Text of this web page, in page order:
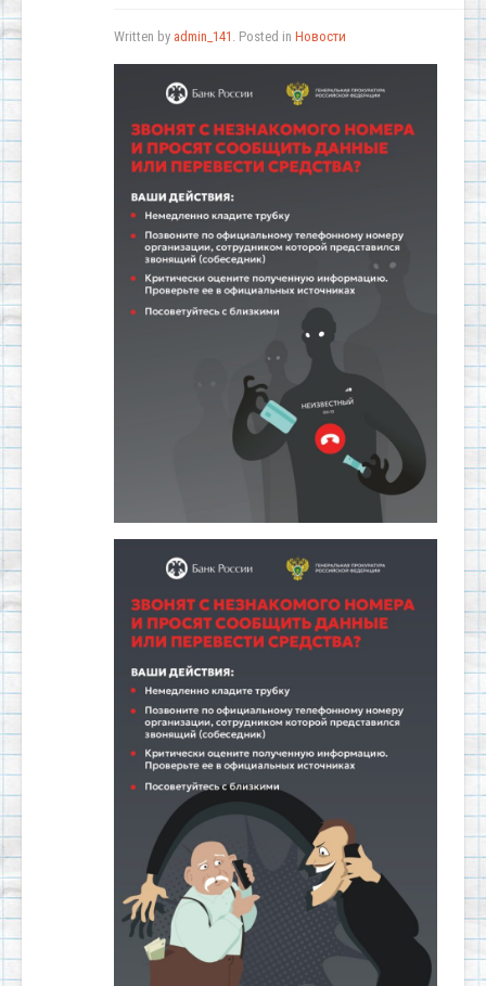
Written by admin_141 . Posted in Новости